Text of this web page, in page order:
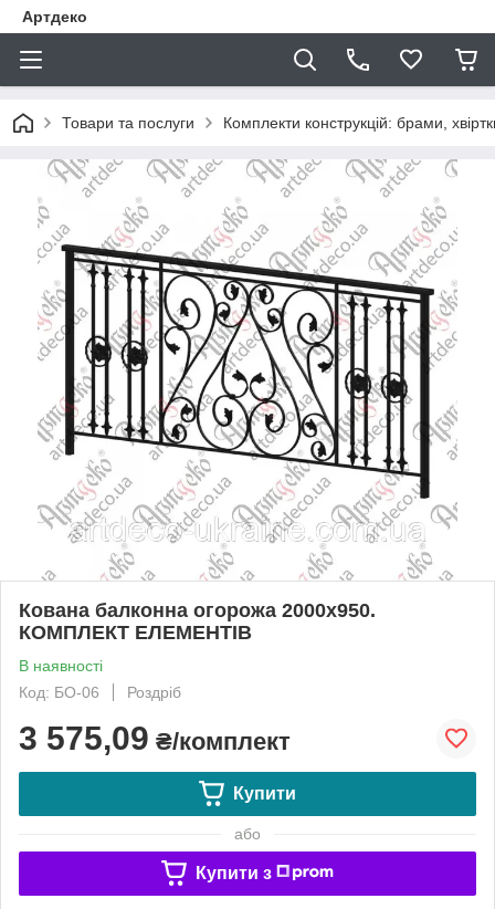
Артдеко
Товари та послуги Комплекти конструкцій: брами,
Кована балконна огорожа 2000х950.
КОМПЛЕКТ ЕЛЕМЕНТІВ
В наявності
Код: БО-06
Роздріб
3 575,09 ₴/комплект
Купити
або
Купити з